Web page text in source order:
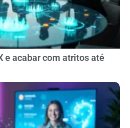
e acabar com atritos até